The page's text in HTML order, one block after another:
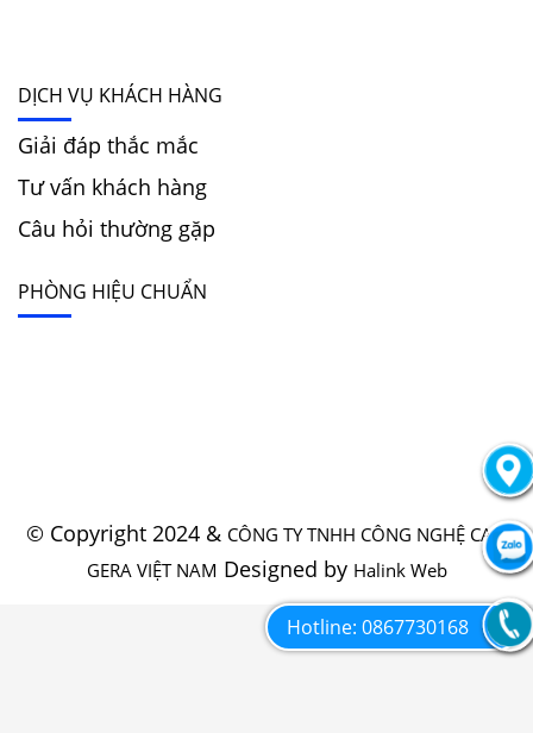
DỊCH VỤ KHÁCH HÀNG
Giải đáp thắc mắc
Tư vấn khách hàng
Câu hỏi thường gặp
PHÒNG HIỆU CHUẨN
© Copyright 2024 & CÔNG TY TNHH CÔNG NGHỆ CAO
GERA VIỆT NAM Designed by Halink Web
Hotline: 0867730168